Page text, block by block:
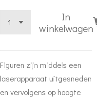
In
winkelwagen
Figuren zijn middels een
laserapparaat uitgesneden
en vervolgens op hoogte